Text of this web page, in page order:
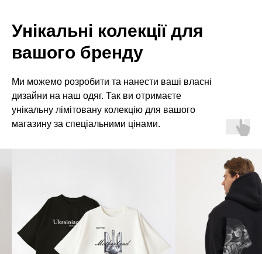
Унікальні колекції для
вашого бренду
Ми можемо розробити та нанести ваші власні
дизайни на наш одяг. Так ви отримаєте
унікальну лімітовану колекцію для вашого
магазину за спеціальними цінами.